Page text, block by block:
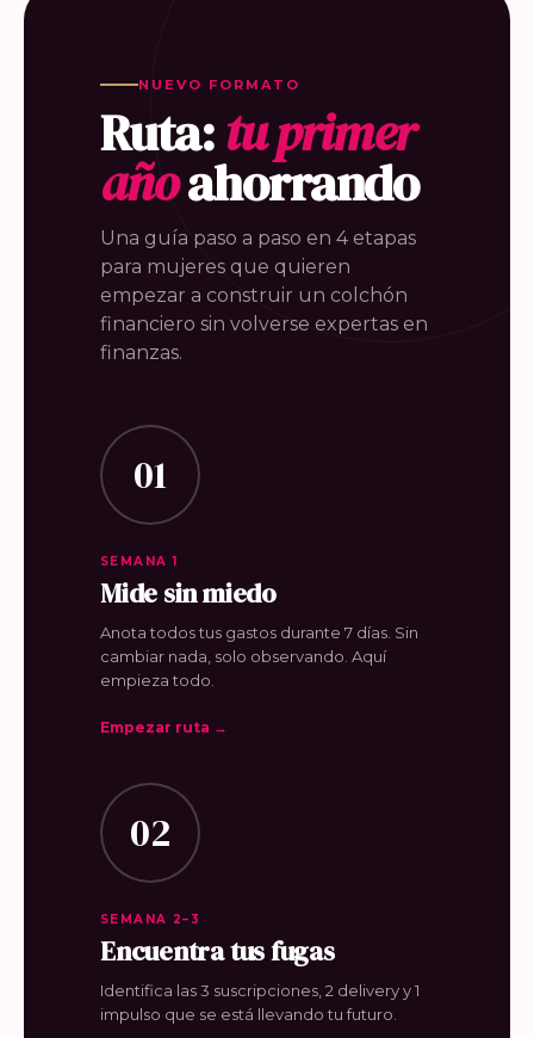
NUEVO FORMATO
Ruta:tu primer
añoahorrando
Una guía paso a paso en 4 etapas
para mujeres que quieren
empezar a construir un colchón
financiero sin volverse expertas en
finanzas.
01
SEMANA 1
Mide sin miedo
Anota todos tus gastos durante 7 días. Sin
cambiar nada, solo observando. Aquí
empieza todo.
Empezar ruta →
02
SEMANA 2–3
Encuentra tus fugas
Identifica las 3 suscripciones, 2 delivery y 1
impulso que se está llevando tu futuro.